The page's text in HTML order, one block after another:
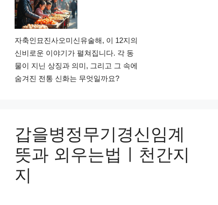
자축인묘진사오미신유술해, 이 12지의
신비로운 이야기가 펼쳐집니다. 각 동
물이 지닌 상징과 의미, 그리고 그 속에
숨겨진 전통 신화는 무엇일까요?
갑을병정무기경신임계
뜻과 외우는법ㅣ천간지
지